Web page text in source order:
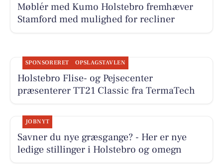
Møblér med Kumo Holstebro fremhæver
Stamford med mulighed for recliner
SPONSORERET OPSLAGSTAVLEN
Holstebro Flise- og Pejsecenter
præsenterer TT21 Classic fra TermaTech
JOBNYT
Savner du nye græsgange? - Her er nye
ledige stillinger i Holstebro og omegn